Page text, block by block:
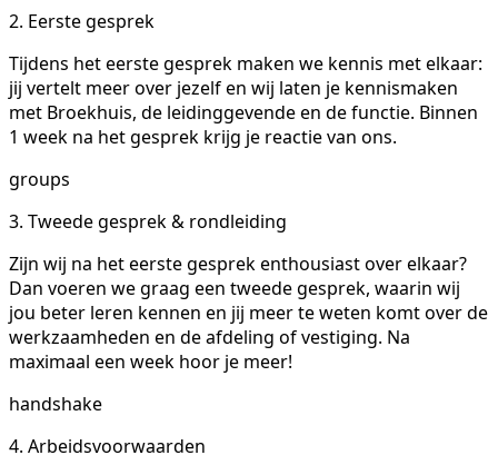
2. Eerste gesprek
Tijdens het eerste gesprek maken we kennis met elkaar:
jij vertelt meer over jezelf en wij laten je kennismaken
met Broekhuis, de leidinggevende en de functie. Binnen
1 week na het gesprek krijg je reactie van ons.
groups
3. Tweede gesprek & rondleiding
Zijn wij na het eerste gesprek enthousiast over elkaar?
Dan voeren we graag een tweede gesprek, waarin wij
jou beter leren kennen en jij meer te weten komt over de
werkzaamheden en de afdeling of vestiging. Na
maximaal een week hoor je meer!
handshake
4. Arbeidsvoorwaarden